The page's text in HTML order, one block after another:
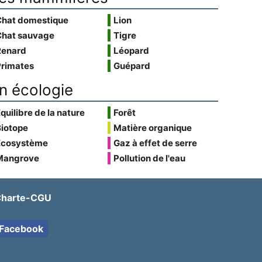
domestique
sauvage
Lion
Tigre
Léopard
Guépard
écologie
de la nature
Forêt
Matière organique
Gaz à effet de serre
Pollution de l'eau
CGU
Facebook